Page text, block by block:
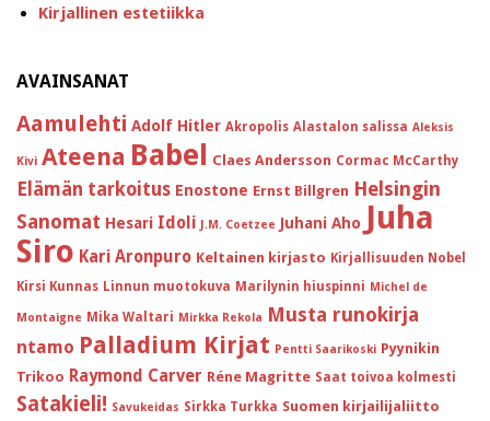
Kirjallinen estetiikka
AVAINSANAT
Aamulehti Adolf Hitler Akropolis Alastalon salissa Aleksis
Kivi Ateena Babel Claes Andersson Cormac McCarthy
Elämän tarkoitus Enostone Ernst Billgren Helsingin
Sanomat Hesari Idoli J.M. Coetzee Juhani Aho Juha
Siro Kari Aronpuro Keltainen kirjasto Kirjallisuuden Nobel
Kirsi Kunnas Linnun muotokuva Marilynin hiuspinni Michel de
Montaigne Mika Waltari Mirkka Rekola Musta runokirja
ntamo Palladium Kirjat Pentti Saarikoski Pyynikin
Trikoo Raymond Carver Réne Magritte Saat toivoa kolmesti
Satakieli! Savukeidas Sirkka Turkka Suomen kirjailijaliitto